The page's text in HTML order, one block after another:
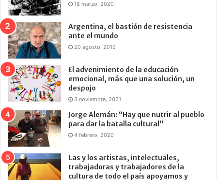
18 marzo, 2020
Argentina, el bastión de resistencia
ante el mundo
20 agosto, 2019
El advenimiento de la educación
emocional, más que una solución, un
despojo
3 noviembre, 2021
Jorge Alemán: “Hay que nutrir al pueblo
para dar la batalla cultural”
4 febrero, 2020
Las y los artistas, intelectuales,
trabajadoras y trabajadores de la
cultura de todo el país apoyamos y